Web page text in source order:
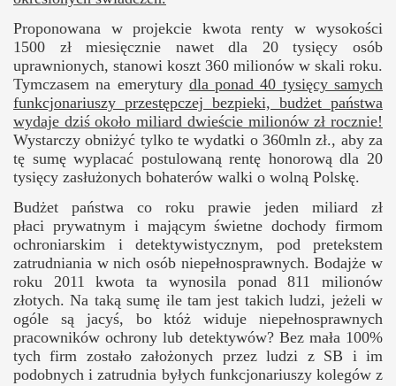
Proponowana w projekcie kwota renty w wysokości
1500 zł miesięcznie nawet dla 20 tysięcy osób
uprawnionych, stanowi koszt 360 milionów w skali roku.
Tymczasem na emerytury dla ponad 40 tysięcy samych
funkcjonariuszy przestępczej bezpieki, budżet państwa
wydaje dziś około miliard dwieście milionów zł rocznie!
Wystarczy obniżyć tylko te wydatki o 360mln zł., aby za
tę sumę wyplacać postulowaną rentę honorową dla 20
tysięcy zasłużonych bohaterów walki o wolną Polskę.
Budżet państwa co roku prawie jeden miliard zł
płaci prywatnym i mającym świetne dochody firmom
ochroniarskim i detektywistycznym, pod pretekstem
zatrudniania w nich osób niepełnosprawnych. Bodajże w
roku 2011 kwota ta wynosila ponad 811 milionów
złotych. Na taką sumę ile tam jest takich ludzi, jeżeli w
ogóle są jacyś, bo któż widuje niepełnosprawnych
pracowników ochrony lub detektywów? Bez mała 100%
tych firm zostało założonych przez ludzi z SB i im
podobnych i zatrudnia byłych funkcjonariuszy kolegów z